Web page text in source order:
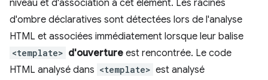
niveau et d'association à cet élément. Les racines
d'ombre déclaratives sont détectées lors de l'analyse
HTML et associées immédiatement lorsque leur balise
<template> d'ouverture est rencontrée. Le code
HTML analysé dans <template> est analysé